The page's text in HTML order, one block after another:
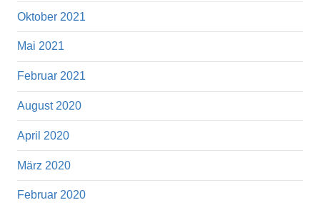
Oktober 2021
Mai 2021
Februar 2021
August 2020
April 2020
März 2020
Februar 2020